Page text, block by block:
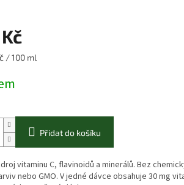
/ 100 ml
Přidat do košíku
vitaminu C, flavinoidů a minerálů. Bez
nebo GMO. V jedné dávce obsahuje 30 mg